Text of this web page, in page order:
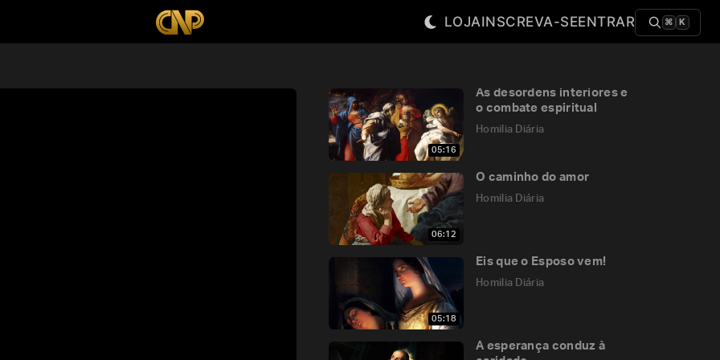
LOJAINSCREVA-SEENTRAR ⌘ K
05:16
As desordens interiores e
o combate espiritual
Homilia Diária
06:12
O caminho do amor
Homilia Diária
05:18
Eis que o Esposo vem!
Homilia Diária
A esperança conduz à